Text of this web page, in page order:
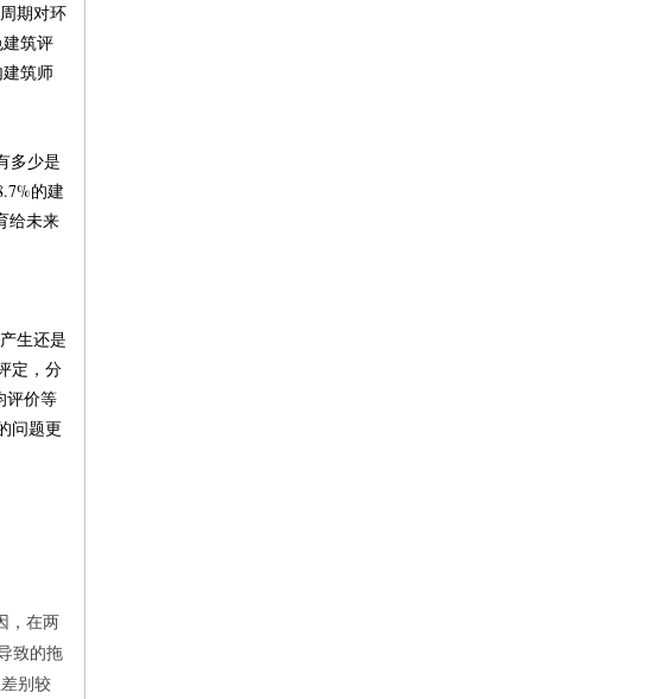
期对环
筑评
筑师
多少是
的建
给未来
生还是
定，分
评价等
问题更
，在两
致的拖
别较